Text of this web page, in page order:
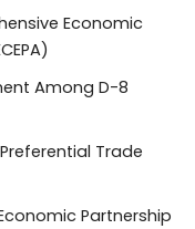
Economic
Among D-8
Trade
Partnership